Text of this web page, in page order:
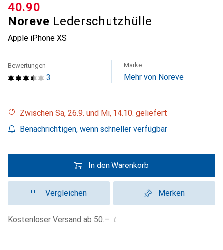
Noreve Lederschutzhülle
Apple iPhone XS
CHF
40.90
3
Bewertungen Marke
Mehr von Noreve
Zwischen Sa, 26.9. und Mi, 14.10. geliefert
Benachrichtigen, wenn schneller verfügbar
In den Warenkorb
Vergleichen Merken
Kostenloser Versand ab 50.– i